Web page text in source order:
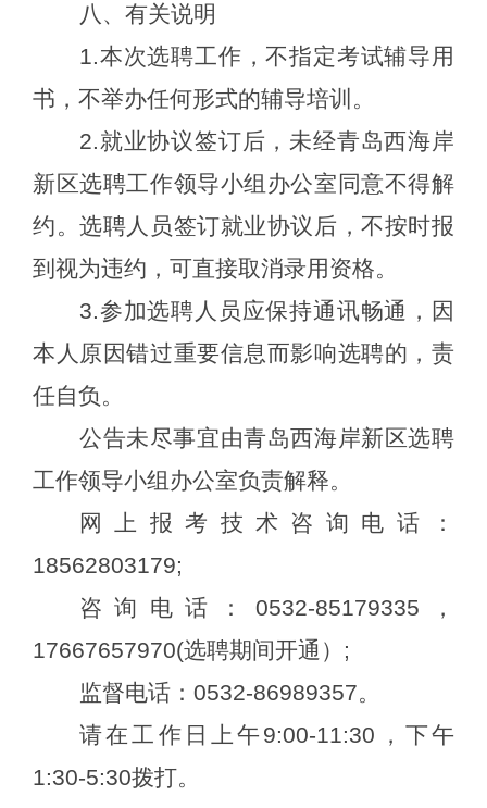
八、有关说明
1.本次选聘工作，不指定考试辅导用
书，不举办任何形式的辅导培训。
2.就业协议签订后，未经青岛西海岸
新区选聘工作领导小组办公室同意不得解
约。选聘人员签订就业协议后，不按时报
到视为违约，可直接取消录用资格。
3.参加选聘人员应保持通讯畅通，因
本人原因错过重要信息而影响选聘的，责
任自负。
公告未尽事宜由青岛西海岸新区选聘
工作领导小组办公室负责解释。
网上报考技术咨询电话：
18562803179;
咨询电话： 0532-85179335，
17667657970(选聘期间开通） ;
监督电话： 0532-86989357。
请在工作日上午9:00-11:30，下午
1:30-5:30拨打。